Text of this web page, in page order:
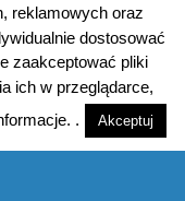
reklamowych oraz
dostosować
zaakceptować pliki
ich w przeglądarce,
.
Akceptuj